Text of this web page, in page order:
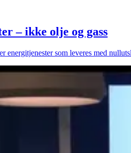
– ikke olje og gass
energitjenester som leveres med